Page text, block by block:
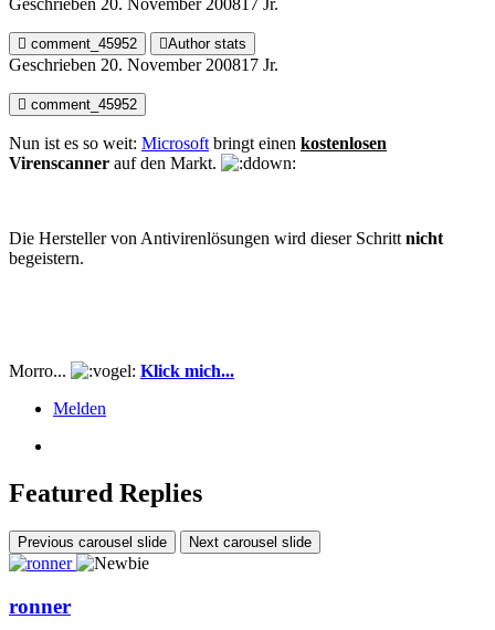
Geschrieben 20. November 200817 Jr.
comment_45952 Author stats
Geschrieben 20. November 200817 Jr.
comment_45952
Nun ist es so weit: Microsoft bringt einen kostenlosen
Virenscanner auf den Markt.
Die Hersteller von Antivirenlösungen wird dieser Schritt nicht
begeistern.
Morro...
Klick mich...
Melden
Featured Replies
Previous carousel slide Next carousel slide
ronner